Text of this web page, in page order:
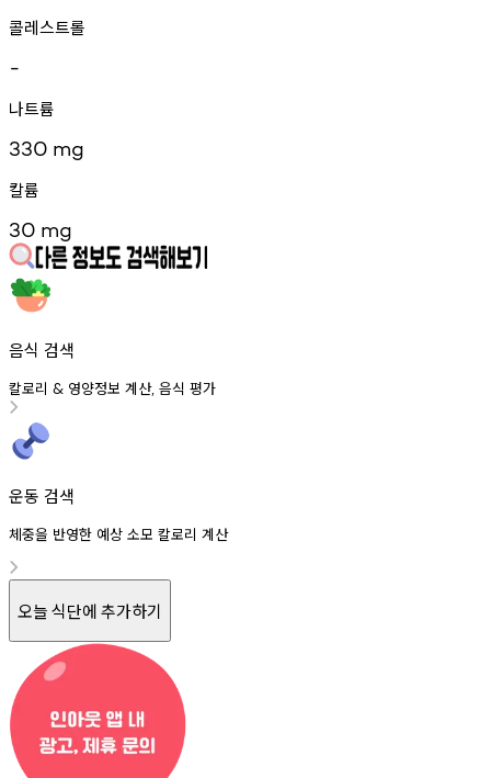
콜레스트롤
-
나트륨
330 mg
칼륨
30 mg
음식 검색
칼로리 & 영양정보 계산, 음식 평가
운동 검색
체중을 반영한 예상 소모 칼로리 계산
오늘 식단에 추가하기